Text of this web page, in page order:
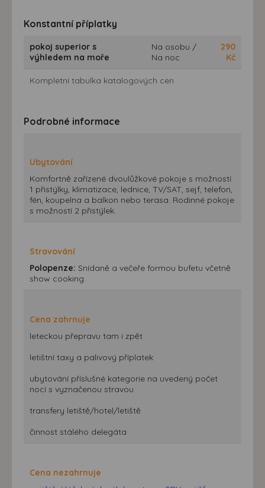
Konstantní příplatky
pokoj superior s
výhledem na moře
Na osobu /
Na noc
290
Kč
Kompletní tabulka katalogových cen
Podrobné informace
Ubytování
Komfortně zařízené dvoulůžkové pokoje s možností
1 přistýlky, klimatizace, lednice, TV/SAT, sejf, telefon,
fén, koupelna a balkon nebo terasa. Rodinné pokoje
s možností 2 přistýlek.
Stravování
Polopenze: Snídaně a večeře formou bufetu včetně
show cooking.
Cena zahrnuje
leteckou přepravu tam i zpět
letištní taxy a palivový příplatek
ubytování příslušné kategorie na uvedený počet
nocí s vyznačenou stravou
transfery letiště/hotel/letiště
činnost stálého delegáta
Cena nezahrnuje